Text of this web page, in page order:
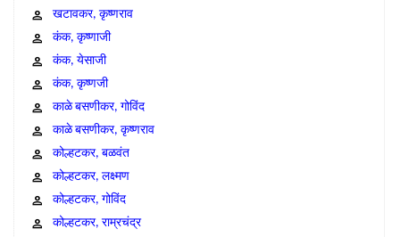
खटावकर, कृष्णराव
कंक, कृष्णाजी
कंक, येसाजी
कंक, कृष्णजी
काळे बसणीकर, गोविंद
काळे बसणीकर, कृष्णराव
कोल्हटकर, बळवंत
कोल्हटकर, लक्ष्मण
कोल्हटकर, गोविंद
कोल्हटकर, राम्रचंद्र